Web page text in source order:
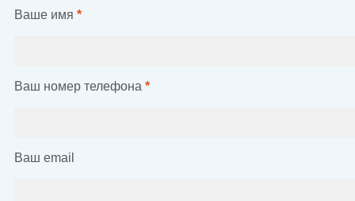
Ваше имя *
Ваш номер телефона *
Ваш email